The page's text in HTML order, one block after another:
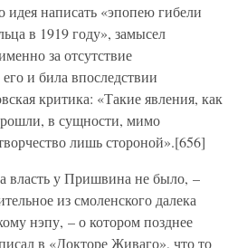
идея написать «эпопею гибели
в 1919 году», замысел
за отсутствие
и била впоследствии
критика: «Такие явления, как
в сущности, мимо
лишь стороной».[656]
власть у Пришвина не было, –
из смоленского далека
нэпу, – о котором позднее
в «Докторе Живаго», что то